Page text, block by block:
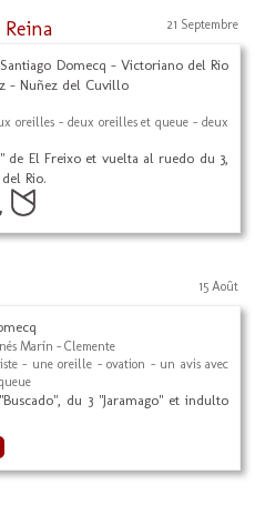
21 Septembre
Domecq - Victoriano del Rio
- Nuñez del Cuvillo
oreilles - deux oreilles et queue - deux
de El Freixo et vuelta al ruedo du 3,
Rio.
15 Août
Marín - Clemente
- une oreille - ovation - un avis avec
du 3 "Jaramago" et indulto